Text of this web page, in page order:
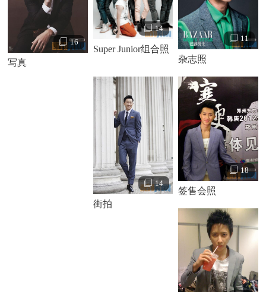
韩庚写真 韩庚个人经历及家庭背景介绍
韩庚的爷爷有当兵背景，外公是教师，也是“韩庚”这个
16
写真
14
Super Junior组合照
11
杂志照
14
街拍
18
签售会照